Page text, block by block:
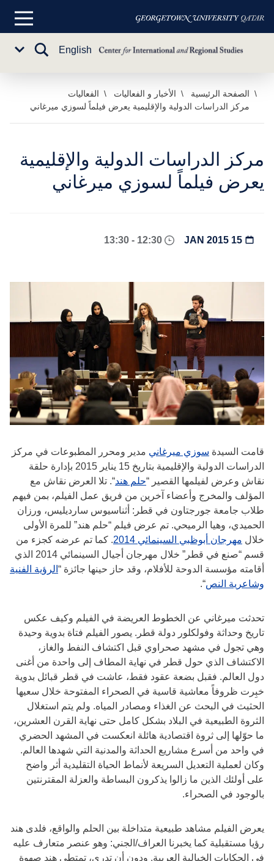
تخطي
المحتوى
القائمة
English
تبديل
الصفحة الرئيسية الأخبار و الفعاليات
الفعاليات
مركز الدراسات الدولية والإقليمية يعرض فيلماً لسوزي ميرغاني
مركز الدراسات الدولية والإقليمية
يعرض فيلماً لسوزي ميرغاني
قامت السيدة سوزي ميرغاني مدير ومحرر المطبوعات في مركز
الدراسات الدولية والإقليمية بتاريخ 15 يناير 2015 بإدارة حلقة
نقاش وعرض لفيلمها القصير “حلم هند“. تلا العرض نقاش مع
المؤلف والمخرج وأعضاء آخرين من فريق عمل الفيلم، بمن فيهم
طلاب جامعة جورجتاون في قطر: أثناسيوس سارديليس، ورزان
الحميدي، وهيا الرميحي. تم عرض فيلم “حلم هند” للمرة الأولى
خلال مهرجان أبوظبي السينمائي 2014
. كما تم عرضه كجزء من
قسم “صنع في قطر” خلال مهرجان أجيال السينمائي 2014 الذي
أقامته مؤسسة الدوحة للأفلام، وقد حاز حينها جائزة “ الرؤية الفنية
وشاعرية النص“.
تحدثت ميرغاني عن الخطوط العريضة في الفيلم وكيف عكس
تاريخ وحداثة وفولكلور دولة قطر. يصور الفيلم فتاة بدوية وحيدة
وهي تجول في مشهد صحراوي قبل اكتشاف النفط والغاز،
الاكتشاف الذي حول قطر في نهاية المطاف إلى واحدة من أغنى
دول العالم. فقبل بضعة عقود فقط، عاشت في قطر قبائل بدوية
خبِرت ظروفاً معاشية قاسية في الصحراء المفتوحة خلال سعيها
الحثيث في البحث عن الغذاء ومصادر المياه. ولم يتم استغلال
الثروة الطبيعية في البلاد بشكل كامل حتى نهاية القرن العشرين،
ما حوّلها إلى ثروة اقتصادية هائلة انعكست في المشهد الحضري
في واحد من أسرع مشاريع الحداثة والمدنية التي شهدها العالم.
وكان لعملية التعديل السريعة لأنماط الحياة التقليدية أثر واضح
على أولئك الذين ما زالوا يذكرون البساطة والعزلة المقترنتين
بالوجود في الصحراء.
يعرض الفيلم مشاهد طبيعية متداخلة بين الحلم والواقع، فلدى هند
رؤيا مستقبلية كما يخبرنا العراف/الجني: وهو عنصر متعارف عليه
في الحكايات الخيالية العربية. ودون أن تدري، تمتطي هند صهوة